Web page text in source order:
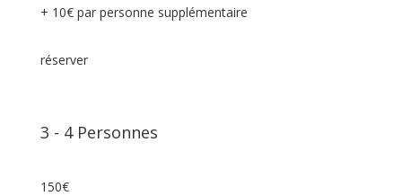
+ 10€ par personne supplémentaire
réserver
3 ⁠⁠⁠⁠⁠- 4 Personnes
150€